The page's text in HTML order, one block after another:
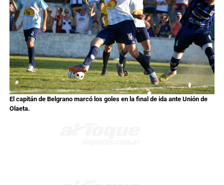
El capitán de Belgrano marcó los goles en la final de ida ante Unión de
Olaeta.